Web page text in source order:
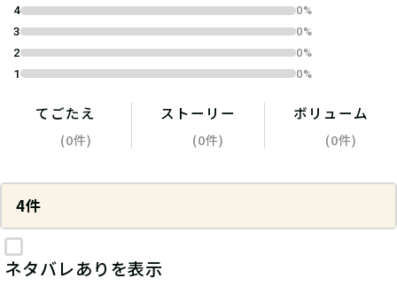
4
0%
3
0%
2
0%
1
0%
てごたえ
(0件)
ストーリー
(0件)
ボリューム
(0件)
4件
ネタバレありを表示